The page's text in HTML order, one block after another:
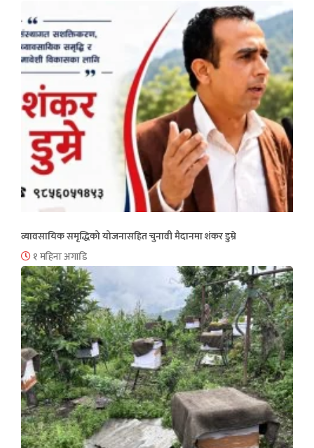
व्यावसायिक समृद्धिको योजनासहित चुनावी मैदानमा शंकर डुम्रे
१ महिना अगाडि